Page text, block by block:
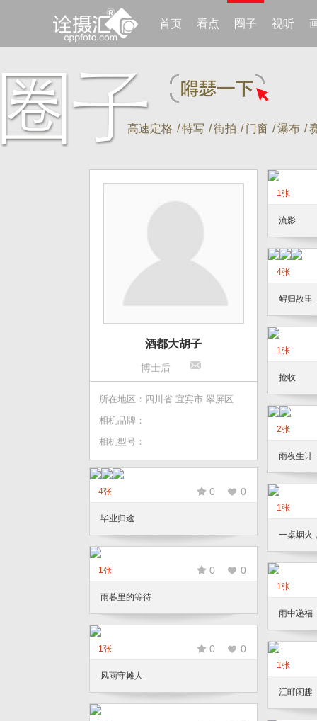
首页 看点 圈子 视听
高速定格 /特写 /街拍 / 门窗 /瀑布 /
酒都大胡子
博士后
所在地区：四川省 宜宾市 翠屏区
相机品牌：
相机型号：
1张
流影
4张
鲟归故里
1张
抢收
2张
雨夜生计
4张 0 0
毕业归途
1张
一桌烟火
1张 0 0
雨暮里的等待
1张
雨中递福
1张 0 0
风雨守摊人
1张
江畔闲趣